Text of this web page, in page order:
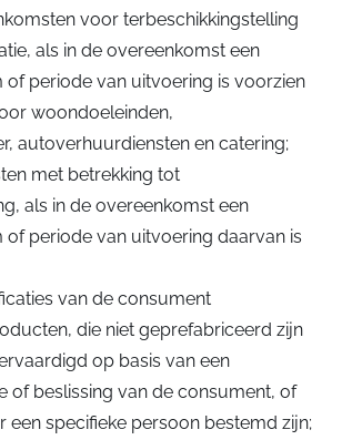
voor terbeschikkingstelling
als in de overeenkomst een
of periode van uitvoering is voorzien
woondoeleinden,
autoverhuurdiensten en catering;
met betrekking tot
als in de overeenkomst een
periode van uitvoering daarvan is
van de consument
die niet geprefabriceerd zijn
op basis van een
of beslissing van de consument, of
een specifieke persoon bestemd zijn;